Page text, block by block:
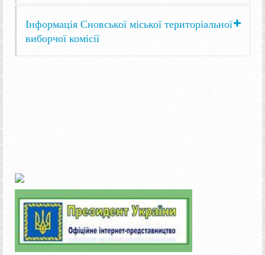
Інформація Сновської міської територіальної
виборчої комісії